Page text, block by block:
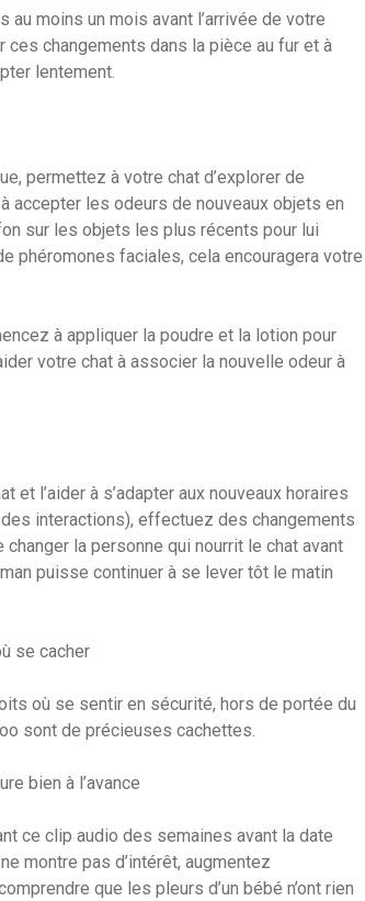
moins un mois avant l’arrivée de votre
ces changements dans la pièce au fur et à
lentement.
permettez à votre chat d’explorer de
accepter les odeurs de nouveaux objets en
sur les objets les plus récents pour lui
phéromones faciales, cela encouragera votre
à appliquer la poudre et la lotion pour
votre chat à associer la nouvelle odeur à
l’aider à s’adapter aux nouveaux horaires
interactions), effectuez des changements
la personne qui nourrit le chat avant
puisse continuer à se lever tôt le matin
se cacher
où se sentir en sécurité, hors de portée du
sont de précieuses cachettes.
bien à l’avance
ce clip audio des semaines avant la date
montre pas d’intérêt, augmentez
que les pleurs d’un bébé n’ont rien